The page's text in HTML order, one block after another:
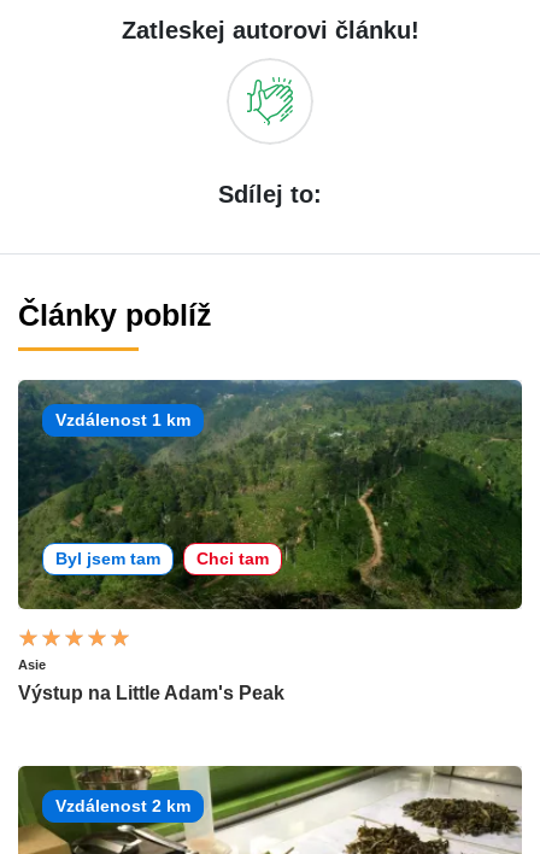
Zatleskej autorovi článku!
Sdílej to:
Články poblíž
Vzdálenost 1 km
Byl jsem tam Chci tam
Asie
Výstup na Little Adam's Peak
Vzdálenost 2 km